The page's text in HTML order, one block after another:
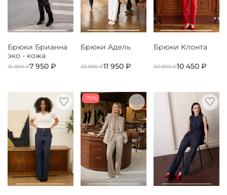
Брюки Брианна
эко - кожа
15 900 ₽7 950 ₽
Брюки Адель
23 900 ₽11 950 ₽
Брюки Клонта
20 900 ₽10 450 ₽
-70%